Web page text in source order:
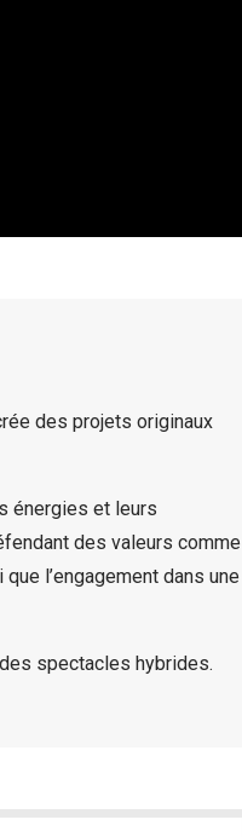
des projets originaux
énergies et leurs
des valeurs comme
l’engagement dans une
spectacles hybrides.